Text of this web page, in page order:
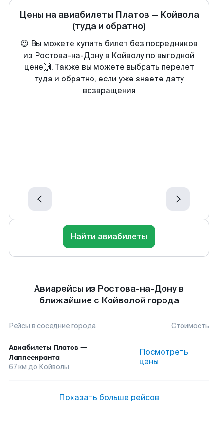
Цены на авиабилеты Платов — Койвола
(туда и обратно)
😍 Вы можете купить билет без посредников
из Ростова-на-Дону в Койволу по выгодной
цене🙌. Также вы можете выбрать перелет
туда и обратно, если уже знаете дату
возвращения
Найти авиабилеты
Авиарейсы из Ростова-на-Дону в
ближайшие с Койволой города
Рейсы в соседние города Стоимость
Авиабилеты Платов —
Лаппеенранта
67км до Койволы
Посмотреть
цены
Показать больше рейсов